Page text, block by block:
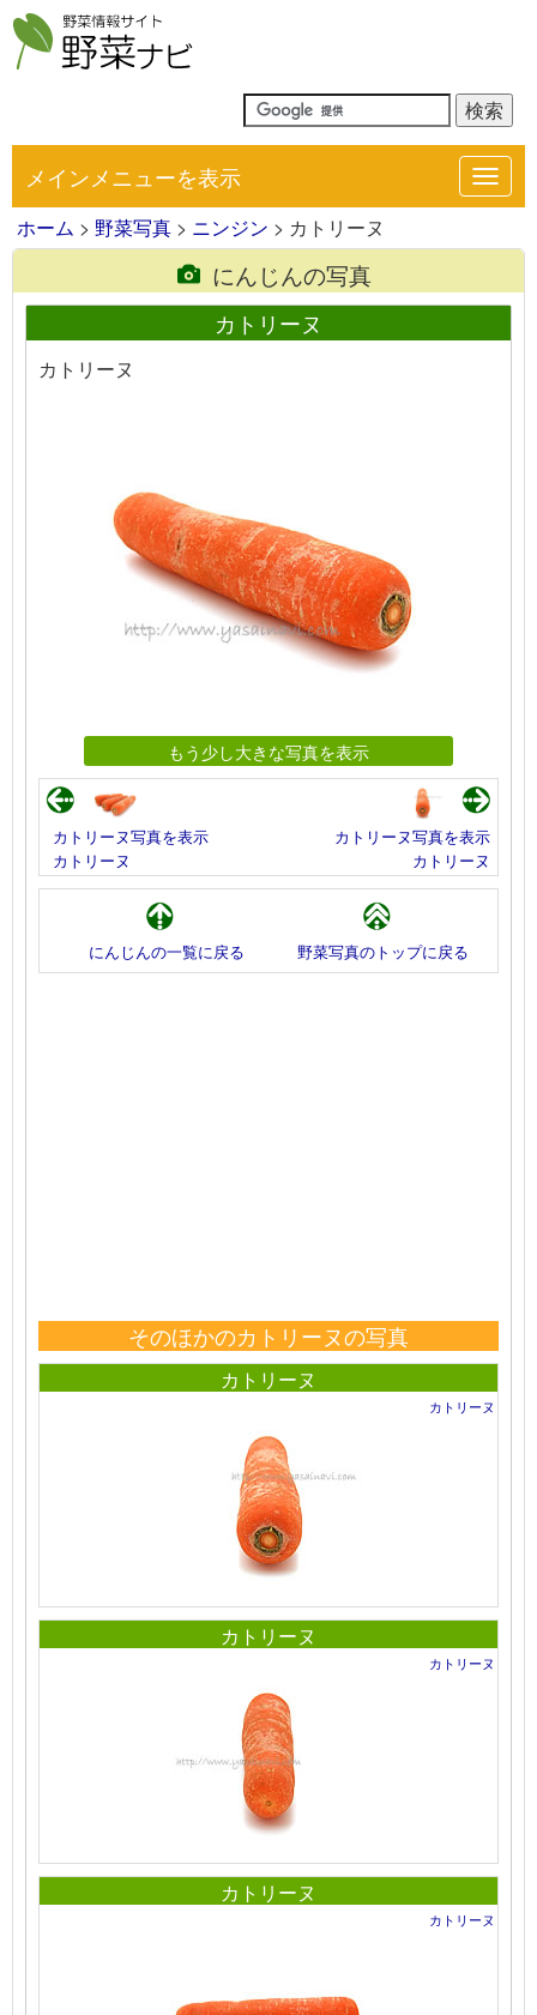
メインメニューを表示
ホーム > 野菜写真 > ニンジン > カトリーヌ
にんじんの写真
カトリーヌ
カトリーヌ
もう少し大きな写真を表示
カトリーヌ写真を表示
カトリーヌ
カトリーヌ写真を表示
カトリーヌ
にんじんの一覧に戻る 野菜写真のトップに戻る
そのほかのカトリーヌの写真
カトリーヌ
カトリーヌ
カトリーヌ
カトリーヌ
カトリーヌ
カトリーヌ